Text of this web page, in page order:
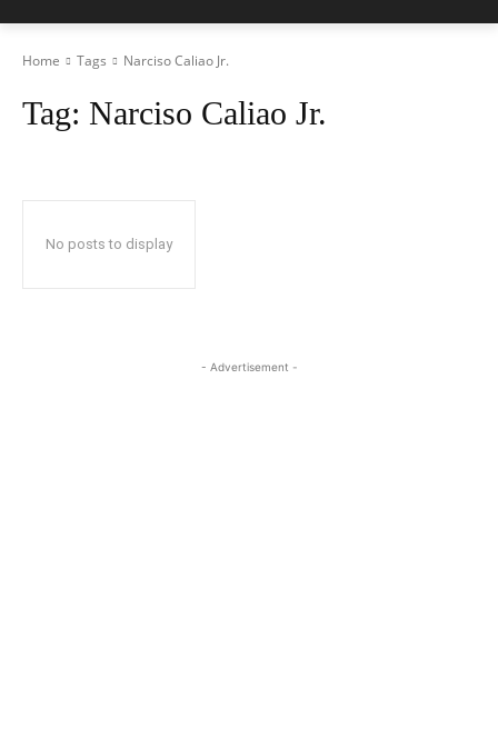
Home Tags Narciso Caliao Jr.
Tag: Narciso Caliao Jr.
No posts to display
- Advertisement -